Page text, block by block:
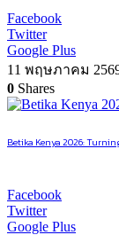
Facebook
Twitter
Google Plus
11 พฤษภาคม
0 Shares
Betika Kenya 2026:
Facebook
Twitter
Google Plus